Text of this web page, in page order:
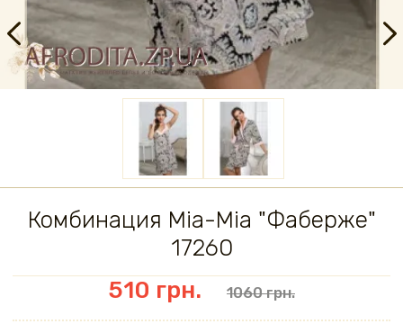
Комбинация Mia-Mia "Фаберже"
17260
510 грн.
1060 грн.